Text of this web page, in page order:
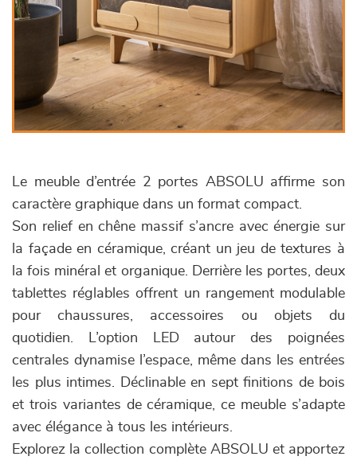
Le meuble d’entrée 2 portes ABSOLU affirme son
caractère graphique dans un format compact.
Son relief en chêne massif s’ancre avec énergie sur
la façade en céramique, créant un jeu de textures à
la fois minéral et organique. Derrière les portes, deux
tablettes réglables offrent un rangement modulable
pour chaussures, accessoires ou objets du
quotidien. L’option LED autour des poignées
centrales dynamise l’espace, même dans les entrées
les plus intimes. Déclinable en sept finitions de bois
et trois variantes de céramique, ce meuble s’adapte
avec élégance à tous les intérieurs.
Explorez la collection complète ABSOLU et apportez